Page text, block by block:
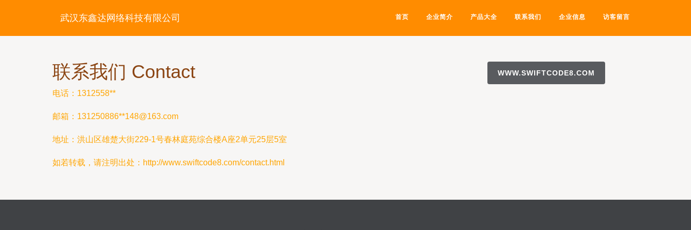
武汉东鑫达网络科技有限公司 首页 企业简介 产品大全 联系我们 企业信息 访客留言
联系我们 Contact
电话：1312558**
邮箱：131250886**148@163.com
地址：洪山区雄楚大街229-1号春林庭苑综合楼A座2单元25层5室
如若转载，请注明出处：http://www.swiftcode8.com/contact.html
WWW.SWIFTCODE8.COM